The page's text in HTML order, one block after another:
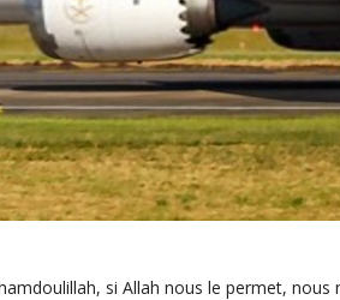
si Allah nous le permet, nous